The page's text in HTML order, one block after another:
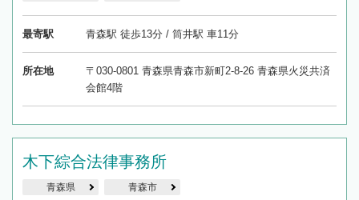
最寄駅 青森駅 徒歩13分 / 筒井駅 車11分
所在地
〒030-0801 青森県青森市新町2-8-26 青森県火災共済
会館4階
木下綜合法律事務所
青森県 青森市